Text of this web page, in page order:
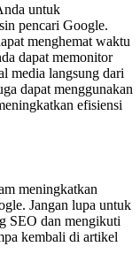
untuk
pencari Google.
menghemat waktu
dapat memonitor
media langsung dari
dapat menggunakan
efisiensi
meningkatkan
Jangan lupa untuk
SEO dan mengikuti
kembali di artikel